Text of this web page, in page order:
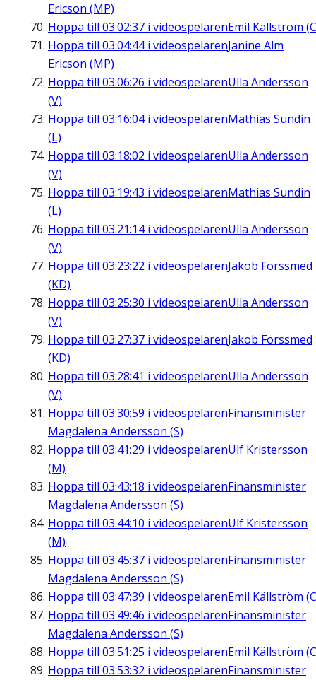
Ericson (MP)
Hoppa till 03:02:37 i videospelarenEmil Källström
Hoppa till 03:04:44i videospelarenJanine Alm
Ericson (MP)
Hoppa till 03:06:26 i videospelarenUlla Andersson
(V)
Hoppa till 03:16:04i videospelarenMathias Sundin
(L)
Hoppa till 03:18:02 i videospelarenUlla Andersson
(V)
Hoppa till 03:19:43 i videospelarenMathias Sundin
(L)
Hoppa till 03:21:14i videospelarenUlla Andersson
(V)
Hoppa till 03:23:22 i videospelarenJakob Forssmed
(KD)
Hoppa till 03:25:30 i videospelarenUlla Andersson
(V)
Hoppa till 03:27:37 i videospelarenJakob Forssmed
(KD)
Hoppa till 03:28:41 i videospelarenUlla Andersson
(V)
Hoppa till 03:30:59 i videospelarenFinansminister
Magdalena Andersson (S)
Hoppa till 03:41:29 i videospelarenUlf Kristersson
(M)
Hoppa till 03:43:18 i videospelarenFinansminister
Magdalena Andersson (S)
Hoppa till 03:44:10 i videospelarenUlf Kristersson
(M)
Hoppa till 03:45:37 i videospelarenFinansminister
Magdalena Andersson (S)
Hoppa till 03:47:39 i videospelarenEmil Källström
Hoppa till 03:49:46 i videospelarenFinansminister
Magdalena Andersson (S)
Hoppa till 03:51:25 i videospelarenEmil Källström
Hoppa till 03:53:32 i videospelarenFinansminister